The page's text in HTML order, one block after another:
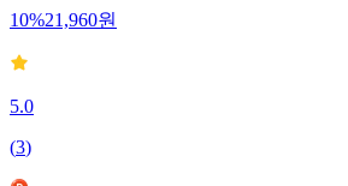
10%21,960원
5.0
(3)